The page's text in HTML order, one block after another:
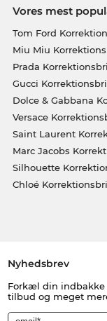
Vores mest
Tom Ford
Miu Miu
Prada
Gucci
Dolce & Gabbana
Versace
Saint Laurent
Marc Jacobs
Silhouette
Chloé
Nyhedsbrev
Forkæl din indbakke
tilbud og meget